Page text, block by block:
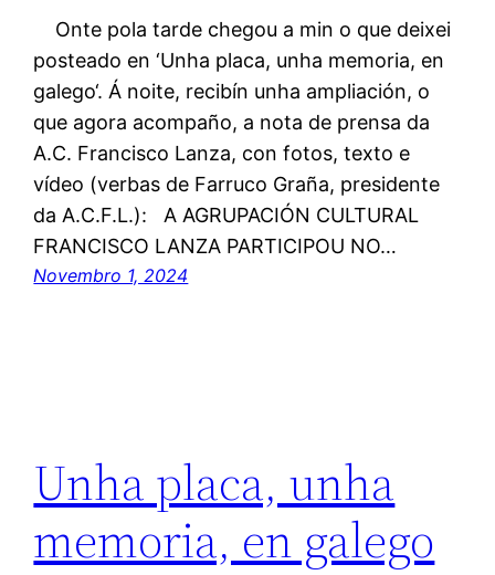
Onte pola tarde chegou a min o que deixei
posteado en ‘Unha placa, unha memoria, en
galego‘. Á noite, recibín unha ampliación, o
que agora acompaño, a nota de prensa da
A.C. Francisco Lanza, con fotos, texto e
vídeo (verbas de Farruco Graña, presidente
da A.C.F.L.): A AGRUPACIÓN CULTURAL
FRANCISCO LANZA PARTICIPOU NO…
Novembro 1, 2024
Unha placa, unha
memoria, en galego